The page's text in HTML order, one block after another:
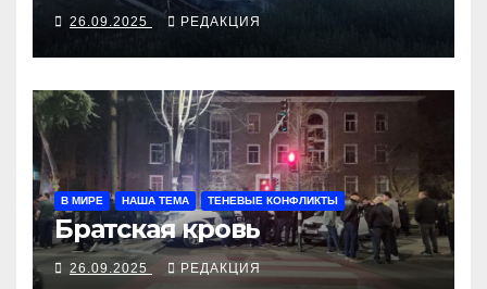
26.09.2025 РЕДАКЦИЯ
В МИРЕ НАША ТЕМА ТЕНЕВЫЕ КОНФЛИКТЫ
Братская кровь
26.09.2025 РЕДАКЦИЯ